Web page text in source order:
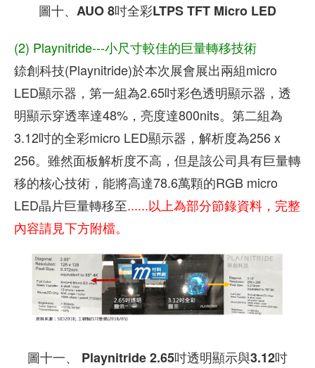
圖十、AUO 8吋全彩LTPS TFT Micro LED
(2) Playnitride---小尺寸較佳的巨量轉移技術
錼創科技(Playnitride)於本次展會展出兩組micro
LED顯示器，第一組為2.65吋彩色透明顯示器，透
明顯示穿透率達48%，亮度達800nits。第二組為
3.12吋的全彩micro LED顯示器，解析度為256 x
256。雖然面板解析度不高，但是該公司具有巨量轉
移的核心技術，能將高達78.6萬顆的RGB micro
LED晶片巨量轉移至......以上為部分節錄資料，完整
內容請見下方附檔。
圖十一、 Playnitride 2.65吋透明顯示與3.12吋